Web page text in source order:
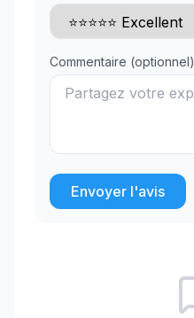
Commentaire (optionnel)
Envoyer l'avis